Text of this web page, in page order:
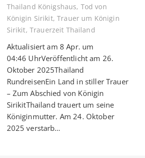
Thailand Königshaus, Tod von
Königin Sirikit,Trauer um Königin
Sirikit, Trauerzeit Thailand
Aktualisiert am 8 Apr. um
04:46 UhrVeröffentlicht am 26.
Oktober 2025Thailand
RundreisenEin Land in stiller Trauer
– Zum Abschied von Königin
SirikitThailand trauert um seine
Königinmutter. Am 24. Oktober
2025 verstarb…